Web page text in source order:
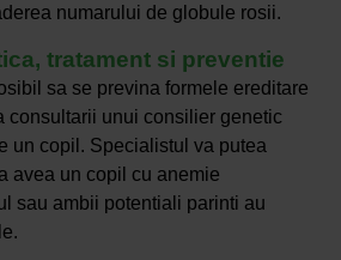
numarului de globule rosii.
tratament si preventie
sa se previna formele ereditare
consultarii unui consilier genetic
un copil. Specialistul va putea
avea un copil cu anemie
sau ambii potentiali parinti au